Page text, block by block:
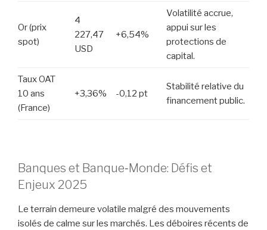
Or (prix
spot)
4
227,47
USD
+6,54%
Volatilité accrue,
appui sur les
protections de
capital.
Taux OAT
10 ans
(France)
+3,36% -0,12 pt
Stabilité relative du
financement public.
Banques et Banque‑Monde: Défis et
Enjeux 2025
Le terrain demeure volatile malgré des mouvements
isolés de calme sur les marchés. Les déboires récents de